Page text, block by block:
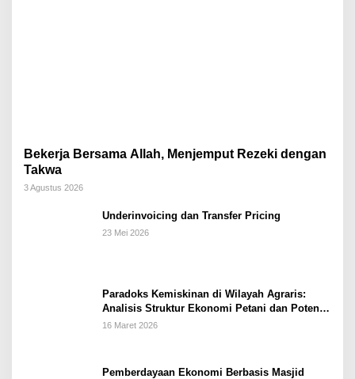
Bekerja Bersama Allah, Menjemput Rezeki dengan
Takwa
3 Agustus 2026
Underinvoicing dan Transfer Pricing
23 Mei 2026
Paradoks Kemiskinan di Wilayah Agraris:
Analisis Struktur Ekonomi Petani dan Potensi
Pemberdayaan Berbasis Masjid di Kabupaten
16 Maret 2026
Pemberdayaan Ekonomi Berbasis Masjid